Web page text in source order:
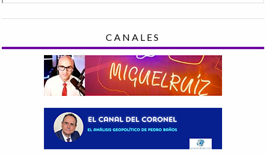
CANALES